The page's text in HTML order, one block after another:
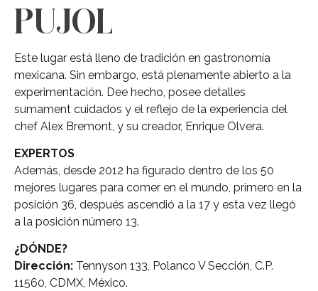
PUJOL
Este lugar está lleno de tradición en gastronomía
mexicana. Sin embargo, está plenamente abierto a la
experimentación. Dee hecho, posee detalles
sumament cuidados y el reflejo de la experiencia del
chef Alex Bremont, y su creador, Enrique Olvera.
EXPERTOS
Además, desde 2012 ha figurado dentro de los 50
mejores lugares para comer en el mundo, primero en la
posición 36, después ascendió a la 17 y esta vez llegó
a la posición número 13.
¿DÓNDE?
Dirección: Tennyson 133, Polanco V Sección, C.P.
11560, CDMX, México.